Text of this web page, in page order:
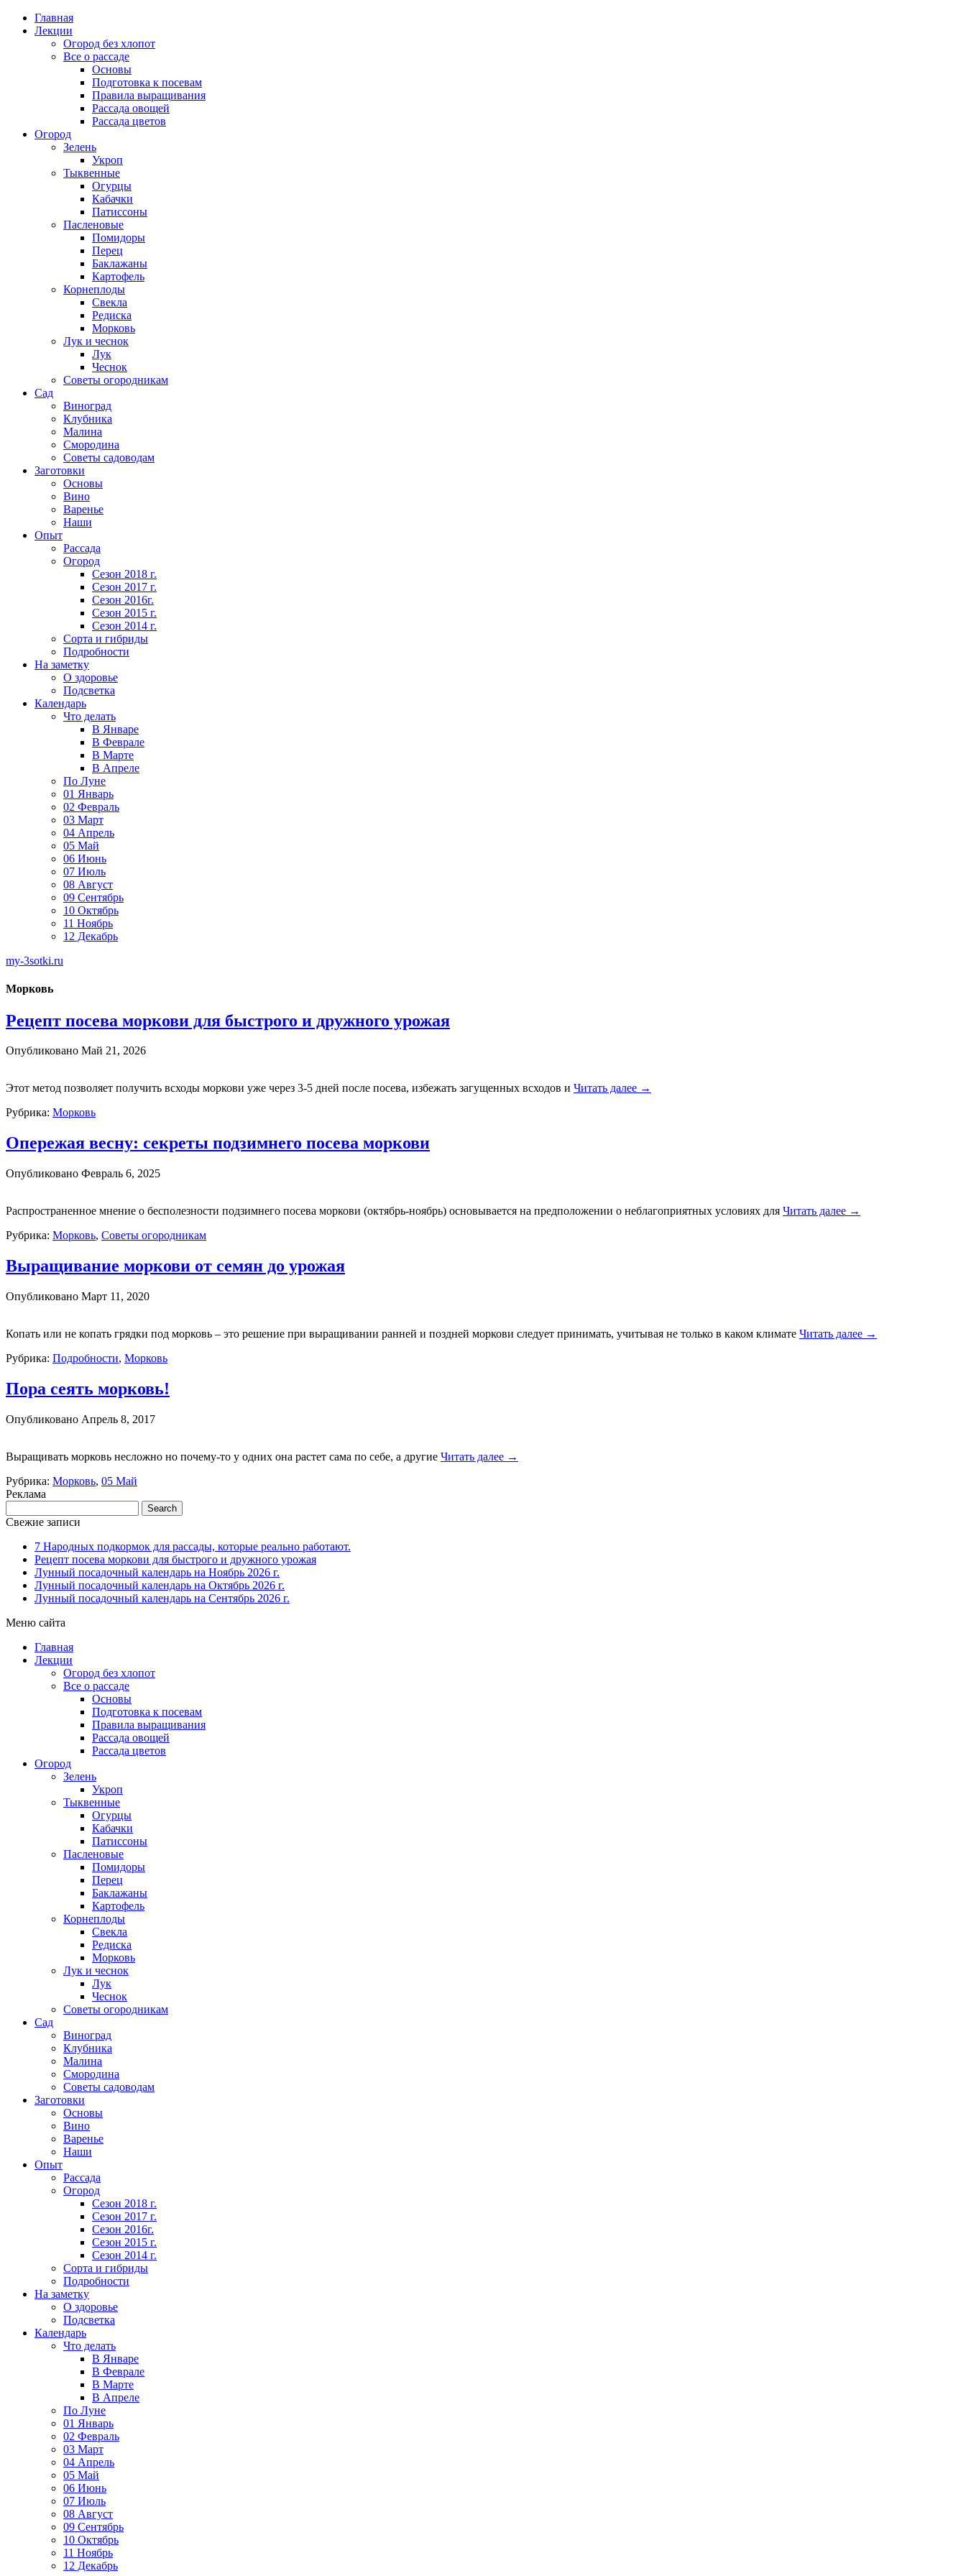
Главная
Лекции
Огород без хлопот
Все о рассаде
Основы
Подготовка к посевам
Правила выращивания
Рассада овощей
Рассада цветов
Огород
Зелень
Укроп
Тыквенные
Огурцы
Кабачки
Патиссоны
Пасленовые
Помидоры
Перец
Баклажаны
Картофель
Корнеплоды
Свекла
Редиска
Морковь
Лук и чеснок
Лук
Чеснок
Советы огородникам
Сад
Виноград
Клубника
Малина
Смородина
Советы садоводам
Заготовки
Основы
Вино
Варенье
Наши
Опыт
Рассада
Огород
Сезон 2018 г.
Сезон 2017 г.
Сезон 2016г.
Сезон 2015 г.
Сезон 2014 г.
Сорта и гибриды
Подробности
На заметку
О здоровье
Подсветка
Календарь
Что делать
В Январе
В Феврале
В Марте
В Апреле
По Луне
01 Январь
02 Февраль
03 Март
04 Апрель
05 Май
06 Июнь
07 Июль
08 Август
09 Сентябрь
10 Октябрь
11 Ноябрь
12 Декабрь
my-3sotki.ru
Морковь
Рецепт посева моркови для быстрого и дружного урожая
Опубликовано Май 21, 2026
Этот метод позволяет получить всходы моркови уже через 3-5 дней после посева, избежать загущенных всходов и Читать далее →
Рубрика: Морковь
Опережая весну: секреты подзимнего посева моркови
Опубликовано Февраль 6, 2025
Распространенное мнение о бесполезности подзимнего посева моркови (октябрь-ноябрь) основывается на предположении о неблагоприятных условиях для Читать далее →
Рубрика: Морковь, Советы огородникам
Выращивание моркови от семян до урожая
Опубликовано Март 11, 2020
Копать или не копать грядки под морковь – это решение при выращивании ранней и поздней моркови следует принимать, учитывая не только в каком климате Читать далее →
Рубрика: Подробности, Морковь
Пора сеять морковь!
Опубликовано Апрель 8, 2017
Выращивать морковь несложно но почему-то у одних она растет сама по себе, а другие Читать далее →
Рубрика: Морковь, 05 Май
Реклама
Свежие записи
7 Народных подкормок для рассады, которые реально работают.
Рецепт посева моркови для быстрого и дружного урожая
Лунный посадочный календарь на Ноябрь 2026 г.
Лунный посадочный календарь на Октябрь 2026 г.
Лунный посадочный календарь на Сентябрь 2026 г.
Меню сайта
Главная
Лекции
Огород без хлопот
Все о рассаде
Основы
Подготовка к посевам
Правила выращивания
Рассада овощей
Рассада цветов
Огород
Зелень
Укроп
Тыквенные
Огурцы
Кабачки
Патиссоны
Пасленовые
Помидоры
Перец
Баклажаны
Картофель
Корнеплоды
Свекла
Редиска
Морковь
Лук и чеснок
Лук
Чеснок
Советы огородникам
Сад
Виноград
Клубника
Малина
Смородина
Советы садоводам
Заготовки
Основы
Вино
Варенье
Наши
Опыт
Рассада
Огород
Сезон 2018 г.
Сезон 2017 г.
Сезон 2016г.
Сезон 2015 г.
Сезон 2014 г.
Сорта и гибриды
Подробности
На заметку
О здоровье
Подсветка
Календарь
Что делать
В Январе
В Феврале
В Марте
В Апреле
По Луне
01 Январь
02 Февраль
03 Март
04 Апрель
05 Май
06 Июнь
07 Июль
08 Август
09 Сентябрь
10 Октябрь
11 Ноябрь
12 Декабрь